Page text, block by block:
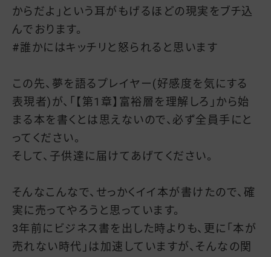
からだよ」という耳がもげるほどの現実をブチ込
んでおります。
#誰かにはキッチリと怒られると思います
この先、夢を語るプレイヤー(好感度を気にする
表現者)が、「【第1章】富裕層を理解しろ」から始
まる本を書くとは思えないので、必ず全員手にと
ってください。
そして、子供達に届けてあげてください。
そんなこんなで、せっかくイイ本が書けたので、確
実に売ってやろうと思っています。
3年前にビジネス書を出した時よりも、更に「本が
売れない時代」は加速していますが、そんなの関